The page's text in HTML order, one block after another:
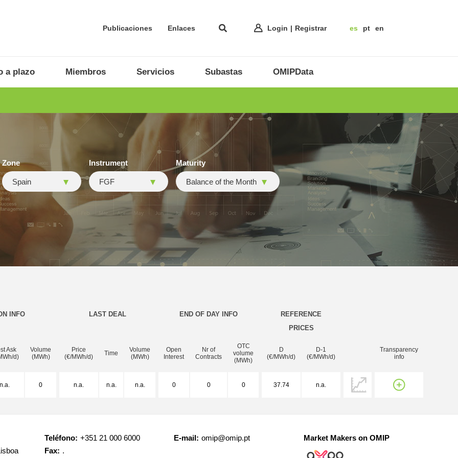
Publicaciones Enlaces Login Registrar es pt en
a plazo Miembros Servicios Subastas OMIPData
Zone
Spain
Instrument
FGF
Maturity
Balance of the Month
INFO LAST DEAL END OF DAY INFO
REFERENCE
PRICES
Ask
d)
Volume
(MWh)
Price
(€/MWh/d)
Time
Volume
(MWh)
Open
Interest
Nr of
Contracts
OTC
volume
(MWh)
D
(€/MWh/d)
D-1
(€/MWh/d)
Transparency
info
n.a. 0 n.a. n.a. n.a. 0 0 0 37.74 n.a.
Teléfono: +351 21 000 6000
Fax: .
E-mail: omip@omip.pt Market Makers on OMIP